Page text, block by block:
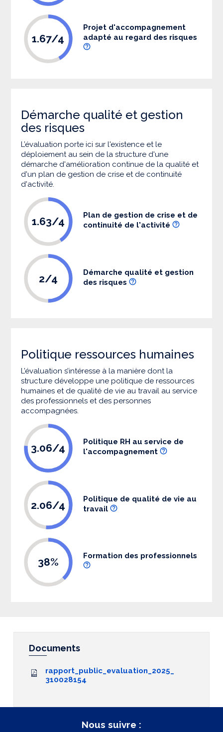
1.67/4
Projet d'accompagnement
adapté au regard des risques
Démarche qualité et gestion
des risques
L’évaluation porte ici sur l'existence et le
déploiement au sein de la structure d'une
démarche d'amélioration continue de la qualité et
d'un plan de gestion de crise et de continuité
d'activité.
1.63/4
Plan de gestion de crise et de
continuité de l'activité
2/4
Démarche qualité et gestion
des risques
Politique ressources humaines
L’évaluation s’intéresse à la manière dont la
structure développe une politique de ressources
humaines et de qualité de vie au travail au service
des professionnels et des personnes
accompagnées.
3.06/4
Politique RH au service de
l'accompagnement
2.06/4
Politique de qualité de vie au
travail
38% Formation des professionnels
Documents
rapport_public_evaluation_2025_
310028154
Nous suivre :